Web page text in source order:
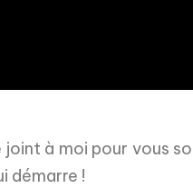
joint à moi pour vous
démarre !